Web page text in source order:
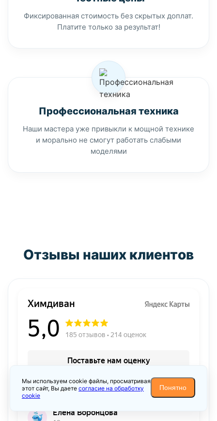
Фиксированная стоимость без скрытых доплат.
Платите только за результат!
Профессиональная техника
Наши мастера уже привыкли к мощной технике
и морально не смогут работать слабыми
моделями
Отзывы наших клиентов
Мы используем cookie файлы, просматривая
этот сайт, Вы даете согласие на обработку
cookie
Понятно